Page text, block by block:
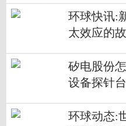
环球快讯:
太效应的
矽电股份
设备探针
环球动态: